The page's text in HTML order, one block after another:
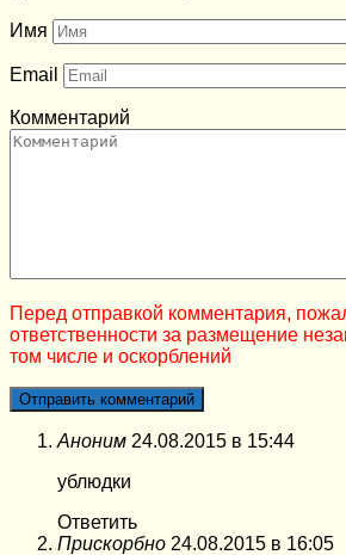
Имя
Email
Комментарий
Перед отправкой комментария,
ответственности за размещение
том числе и оскорблений
Аноним 24.08.2015 в 15:44
ублюдки
Ответить
Прискорбно 24.08.2015 в 16:05